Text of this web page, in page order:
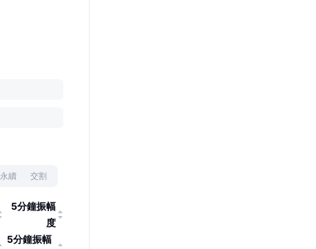
永續 交割
5分鐘振幅
度
5分鐘振幅